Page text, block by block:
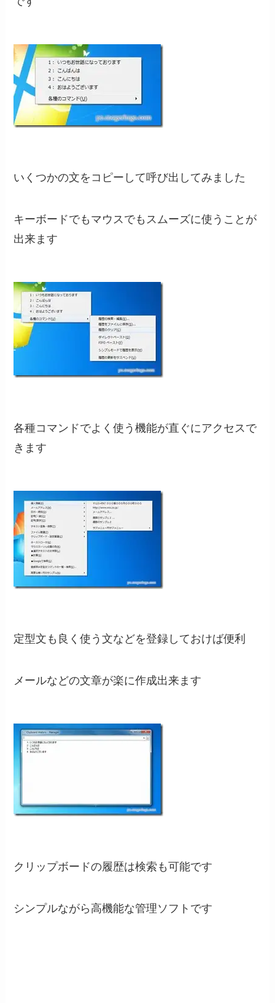
いくつかの文をコピーして呼び出してみました
キーボードでもマウスでもスムーズに使うことが
出来ます
各種コマンドでよく使う機能が直ぐにアクセスで
きます
定型文も良く使う文などを登録しておけば便利
メールなどの文章が楽に作成出来ます
クリップボードの履歴は検索も可能です
シンプルながら高機能な管理ソフトです